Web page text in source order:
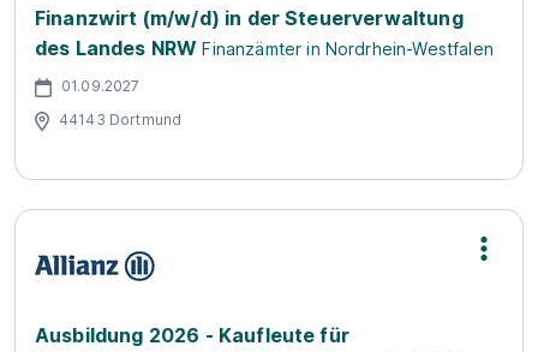
Finanzwirt (m/w/d) in der Steuerverwaltung
des Landes NRW Finanzämter in Nordrhein-Westfalen
01.09.2027
44143 Dortmund
Ausbildung 2026 - Kaufleute für